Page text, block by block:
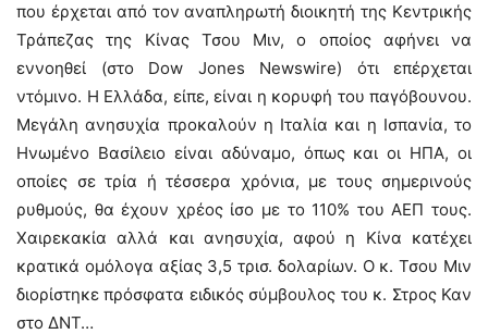
που έρχεται από τον αναπληρωτή διοικητή της Κεντρικής
Τράπεζας της Κίνας Τσου Μιν, ο οποίος αφήνει να
εννοηθεί (στο Dow Jones Newswire) ότι επέρχεται
ντόμινο. Η Ελλάδα, είπε, είναι η κορυφή του παγόβουνου.
Μεγάλη ανησυχία προκαλούν η Ιταλία και η Ισπανία, το
Ηνωμένο Βασίλειο είναι αδύναμο, όπως και οι ΗΠΑ, οι
οποίες σε τρία ή τέσσερα χρόνια, με τους σημερινούς
ρυθμούς, θα έχουν χρέος ίσο με το 110% του ΑΕΠ τους.
Χαιρεκακία αλλά και ανησυχία, αφού η Κίνα κατέχει
κρατικά ομόλογα αξίας 3,5 τρισ. δολαρίων. Ο κ. Τσου Μιν
διορίστηκε πρόσφατα ειδικός σύμβουλος του κ. Στρος Καν
στο ΔΝΤ…